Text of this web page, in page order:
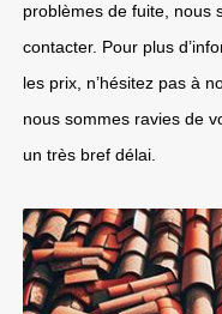
problèmes de fuite, nous
contacter. Pour plus
les prix, n’hésitez pas à
nous sommes ravies de
un très bref délai.